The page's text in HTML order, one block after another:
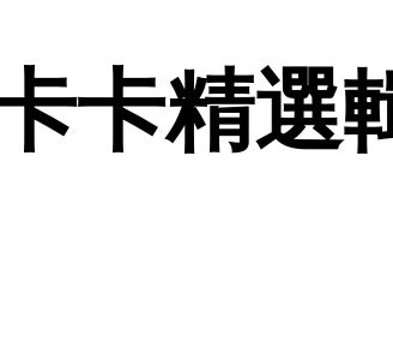
卡精選